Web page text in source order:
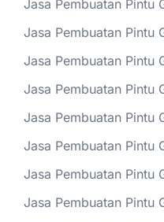
Jasa Pembuatan Pintu
Jasa Pembuatan Pintu
Jasa Pembuatan Pintu
Jasa Pembuatan Pintu
Jasa Pembuatan Pintu
Jasa Pembuatan Pintu
Jasa Pembuatan Pintu
Jasa Pembuatan Pintu